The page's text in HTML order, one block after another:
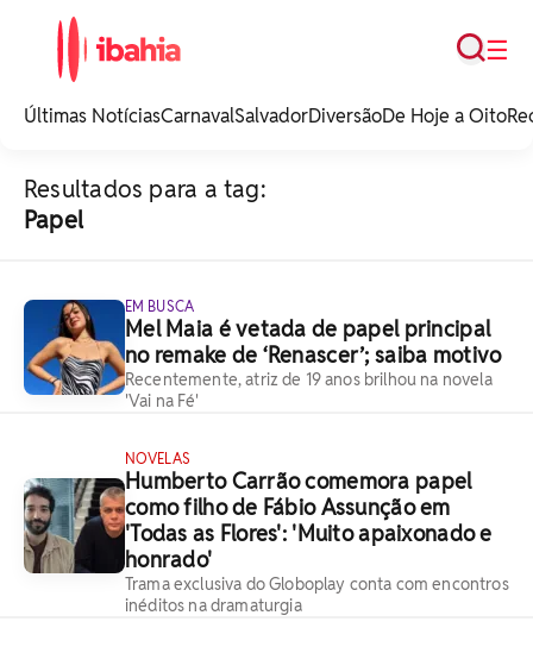
noticias e
☰
Busca
Últimas NotíciasCarnavalSalvadorDiversãoDe Hoje a Oito
Resultados para a tag:
Papel
EM BUSCA
Mel Maia é vetada de papel principal
no remake de ‘Renascer’; saiba motivo
Recentemente, atriz de 19 anos brilhou na novela
'Vai na Fé'
NOVELAS
Humberto Carrão comemora papel
como filho de Fábio Assunção em
'Todas as Flores': 'Muito apaixonado e
honrado'
Trama exclusiva do Globoplay conta com encontros
inéditos na dramaturgia